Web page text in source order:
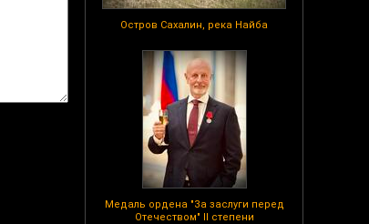
Остров Сахалин, река Найба
Медаль ордена "За заслуги перед
Отечеством" II степени